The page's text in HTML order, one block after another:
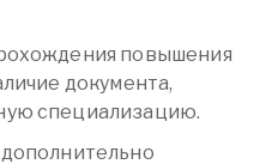
повышения
документа,
специализацию.